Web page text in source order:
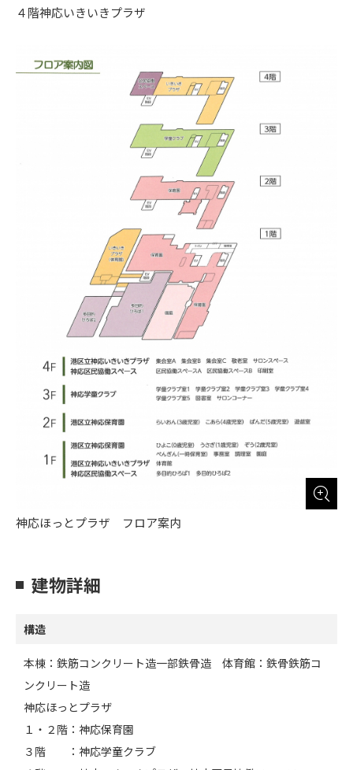
４階神応いきいきプラザ
神応ほっとプラザ フロア案内
建物詳細
構造
本棟：鉄筋コンクリート造一部鉄骨造 体育館：鉄骨鉄筋コ
ンクリート造
神応ほっとプラザ
１・２階：神応保育園
３階 ：神応学童クラブ